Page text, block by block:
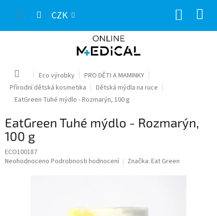
CZK
Domů Eco výrobky
PRO DĚTI A MAMINKY
Přírodní dětská kosmetika
Dětská mýdla na ruce
EatGreen Tuhé mýdlo - Rozmarýn, 100 g
EatGreen Tuhé mýdlo - Rozmarýn,
100 g
ECO100187
Průměrné
Neohodnoceno Podrobnosti hodnocení Značka: Eat Green